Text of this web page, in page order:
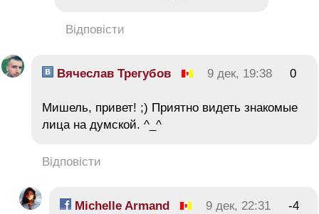
Відповісти
Вячеслав Трегубов 9 дек, 19:38 0
Мишель, привет! ;) Приятно видеть знакомые
лица на думской. ^_^
Відповісти
Michelle Armand 9 дек, 22:31 -4